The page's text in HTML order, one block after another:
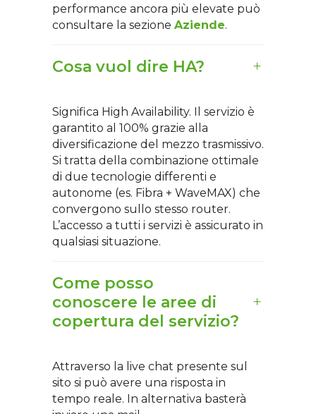
performance ancora più elevate può
consultare la sezione Aziende.
Cosa vuol dire HA?
Significa High Availability. Il servizio è
garantito al 100% grazie alla
diversificazione del mezzo trasmissivo.
Si tratta della combinazione ottimale
di due tecnologie differenti e
autonome (es. Fibra + WaveMAX) che
convergono sullo stesso router.
L’accesso a tutti i servizi è assicurato in
qualsiasi situazione.
Come posso
conoscere le aree di
copertura del servizio?
Attraverso la live chat presente sul
sito si può avere una risposta in
tempo reale. In alternativa basterà